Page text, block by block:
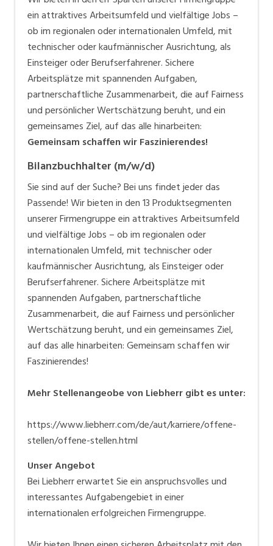
ein attraktives Arbeitsumfeld und vielfältige Jobs –
ob im regionalen oder internationalen Umfeld, mit
technischer oder kaufmännischer Ausrichtung, als
Einsteiger oder Berufserfahrener. Sichere
Arbeitsplätze mit spannenden Aufgaben,
partnerschaftliche Zusammenarbeit, die auf Fairness
und persönlicher Wertschätzung beruht, und ein
gemeinsames Ziel, auf das alle hinarbeiten:
Gemeinsam schaffen wir Faszinierendes!
Bilanzbuchhalter (m/w/d)
Sie sind auf der Suche? Bei uns findet jeder das
Passende! Wir bieten in den 13 Produktsegmenten
unserer Firmengruppe ein attraktives Arbeitsumfeld
und vielfältige Jobs – ob im regionalen oder
internationalen Umfeld, mit technischer oder
kaufmännischer Ausrichtung, als Einsteiger oder
Berufserfahrener. Sichere Arbeitsplätze mit
spannenden Aufgaben, partnerschaftliche
Zusammenarbeit, die auf Fairness und persönlicher
Wertschätzung beruht, und ein gemeinsames Ziel,
auf das alle hinarbeiten: Gemeinsam schaffen wir
Faszinierendes!
Mehr Stellenangeobe von Liebherr gibt es unter:
https://www.liebherr.com/de/aut/karriere/offene-
stellen/offene-stellen.html
Unser Angebot
Bei Liebherr erwartet Sie ein anspruchsvolles und
interessantes Aufgabengebiet in einer
internationalen erfolgreichen Firmengruppe.